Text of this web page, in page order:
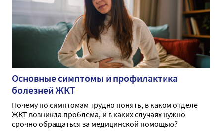
Основные симптомы и профилактика
болезней ЖКТ
Почему по симптомам трудно понять, в каком отделе
ЖКТ возникла проблема, и в каких случаях нужно
срочно обращаться за медицинской помощью?